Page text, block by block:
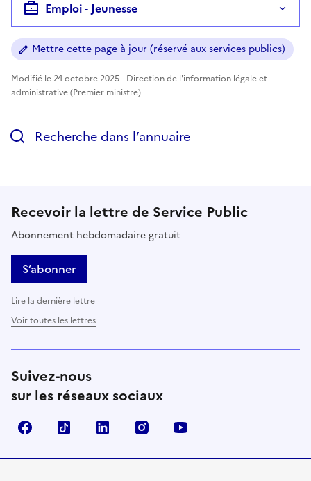
Emploi - Jeunesse
Mettre cette page à jour (réservé aux services publics)
Modifié le 24 octobre 2025 - Direction de l'information légale et
administrative (Premier ministre)
Recherche dans l’annuaire
Recevoir la lettre de Service Public
Abonnement hebdomadaire gratuit
S’abonner
Lire la dernière lettre
Voir toutes les lettres
Suivez-nous
sur les réseaux sociaux
FacebookTikTok LinkedIn Instagram